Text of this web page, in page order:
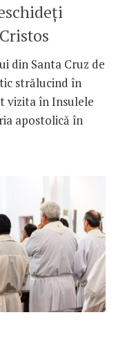
din Santa Cruz de
strălucind în
vizita în Insulele
apostolică în